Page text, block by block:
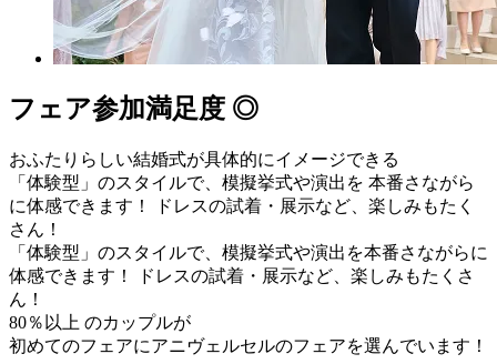
フェア参加満足度 ◎
おふたりらしい結婚式が具体的にイメージできる
「体験型」のスタイルで、模擬挙式や演出を 本番さながら
に体感できます！ ドレスの試着・展示など、楽しみもたく
さん！
「体験型」のスタイルで、模擬挙式や演出を本番さながらに
体感できます！ ドレスの試着・展示など、楽しみもたくさ
ん！
80％以上 のカップルが
初めてのフェアにアニヴェルセルのフェアを選んでいます！